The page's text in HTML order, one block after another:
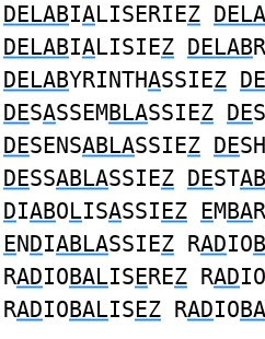
DELABIALISERIEZ
DELABIALISIEZ DELABR
DELABYRINTHASSIEZ DE
DESASSEMBLASSIEZ DE
DESENSABLASSIEZ DESH
DESSABLASSIEZ DESTAB
DIABOLISASSIEZ EMBAR
ENDIABLASSIEZ RADIO
RADIOBALISEREZ RADIO
RADIOBALISEZ RADIO